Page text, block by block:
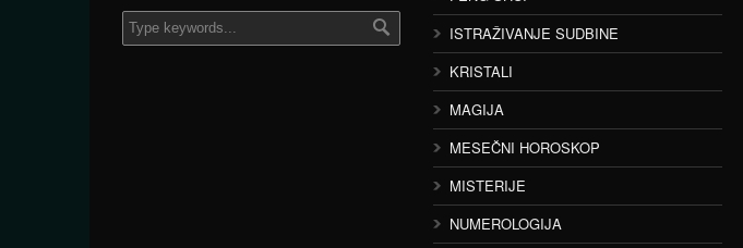
ISTRAŽIVANJE SUDBINE
KRISTALI
MAGIJA
MESEČNI HOROSKOP
MISTERIJE
NUMEROLOGIJA